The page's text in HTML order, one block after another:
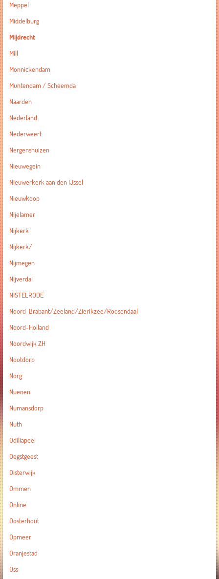
Meppel
Middelburg
Mijdrecht
Mill
Monnickendam
Muntendam / Scheemda
Naarden
Nederland
Nederweert
Nergenshuizen
Nieuwegein
Nieuwerkerk aan den IJssel
Nieuwkoop
Nijelamer
Nijkerk
Nijkerk/
Nijmegen
Nijverdal
NISTELRODE
Noord-Brabant/Zeeland/Zierikzee/Roosendaal
Noord-Holland
Noordwijk ZH
Nootdorp
Norg
Nuenen
Numansdorp
Nuth
Odiliapeel
Oegstgeest
Oisterwijk
Ommen
Online
Oosterhout
Opmeer
Oranjestad
Oss